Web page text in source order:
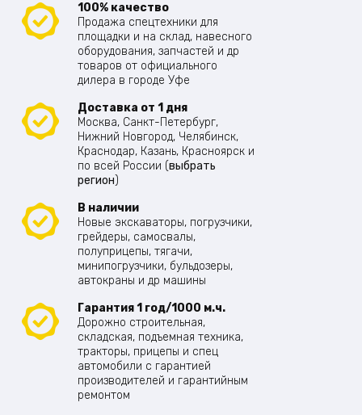
100% качество
Продажа спецтехники для
площадки и на склад, навесного
оборудования, запчастей и др
товаров от официального
дилера в городе Уфе
Доставка от 1 дня
Москва, Санкт-Петербург,
Нижний Новгород, Челябинск,
Краснодар, Казань, Красноярск и
по всей России (выбрать
регион)
В наличии
Новые экскаваторы, погрузчики,
грейдеры, самосвалы,
полуприцепы, тягачи,
минипогрузчики, бульдозеры,
автокраны и др машины
Гарантия 1 год/1000 м.ч.
Дорожно строительная,
складская, подъемная техника,
тракторы, прицепы и спец
автомобили с гарантией
производителей и гарантийным
ремонтом